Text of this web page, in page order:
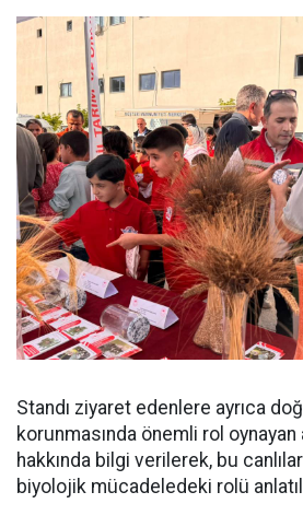
Standı ziyaret edenlere ayrıca
korunmasında önemli rol oynayan
hakkında bilgi verilerek, bu
biyolojik mücadeledeki rolü